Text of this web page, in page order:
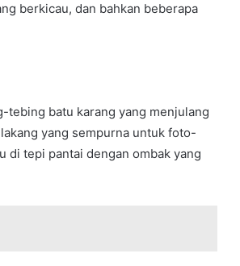
berkicau, dan bahkan beberapa
tebing batu karang yang menjulang
yang sempurna untuk foto-
di tepi pantai dengan ombak yang